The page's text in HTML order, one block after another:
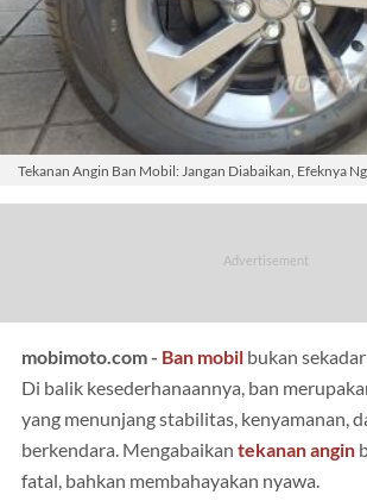
Tekanan Angin Ban Mobil: Jangan Diabaikan, Efeknya
mobimoto.com - Ban mobil bukan
Di balik kesederhanaannya, ban
yang menunjang stabilitas, kenyamanan,
berkendara. Mengabaikan tekanan angin
fatal, bahkan membahayakan nyawa.